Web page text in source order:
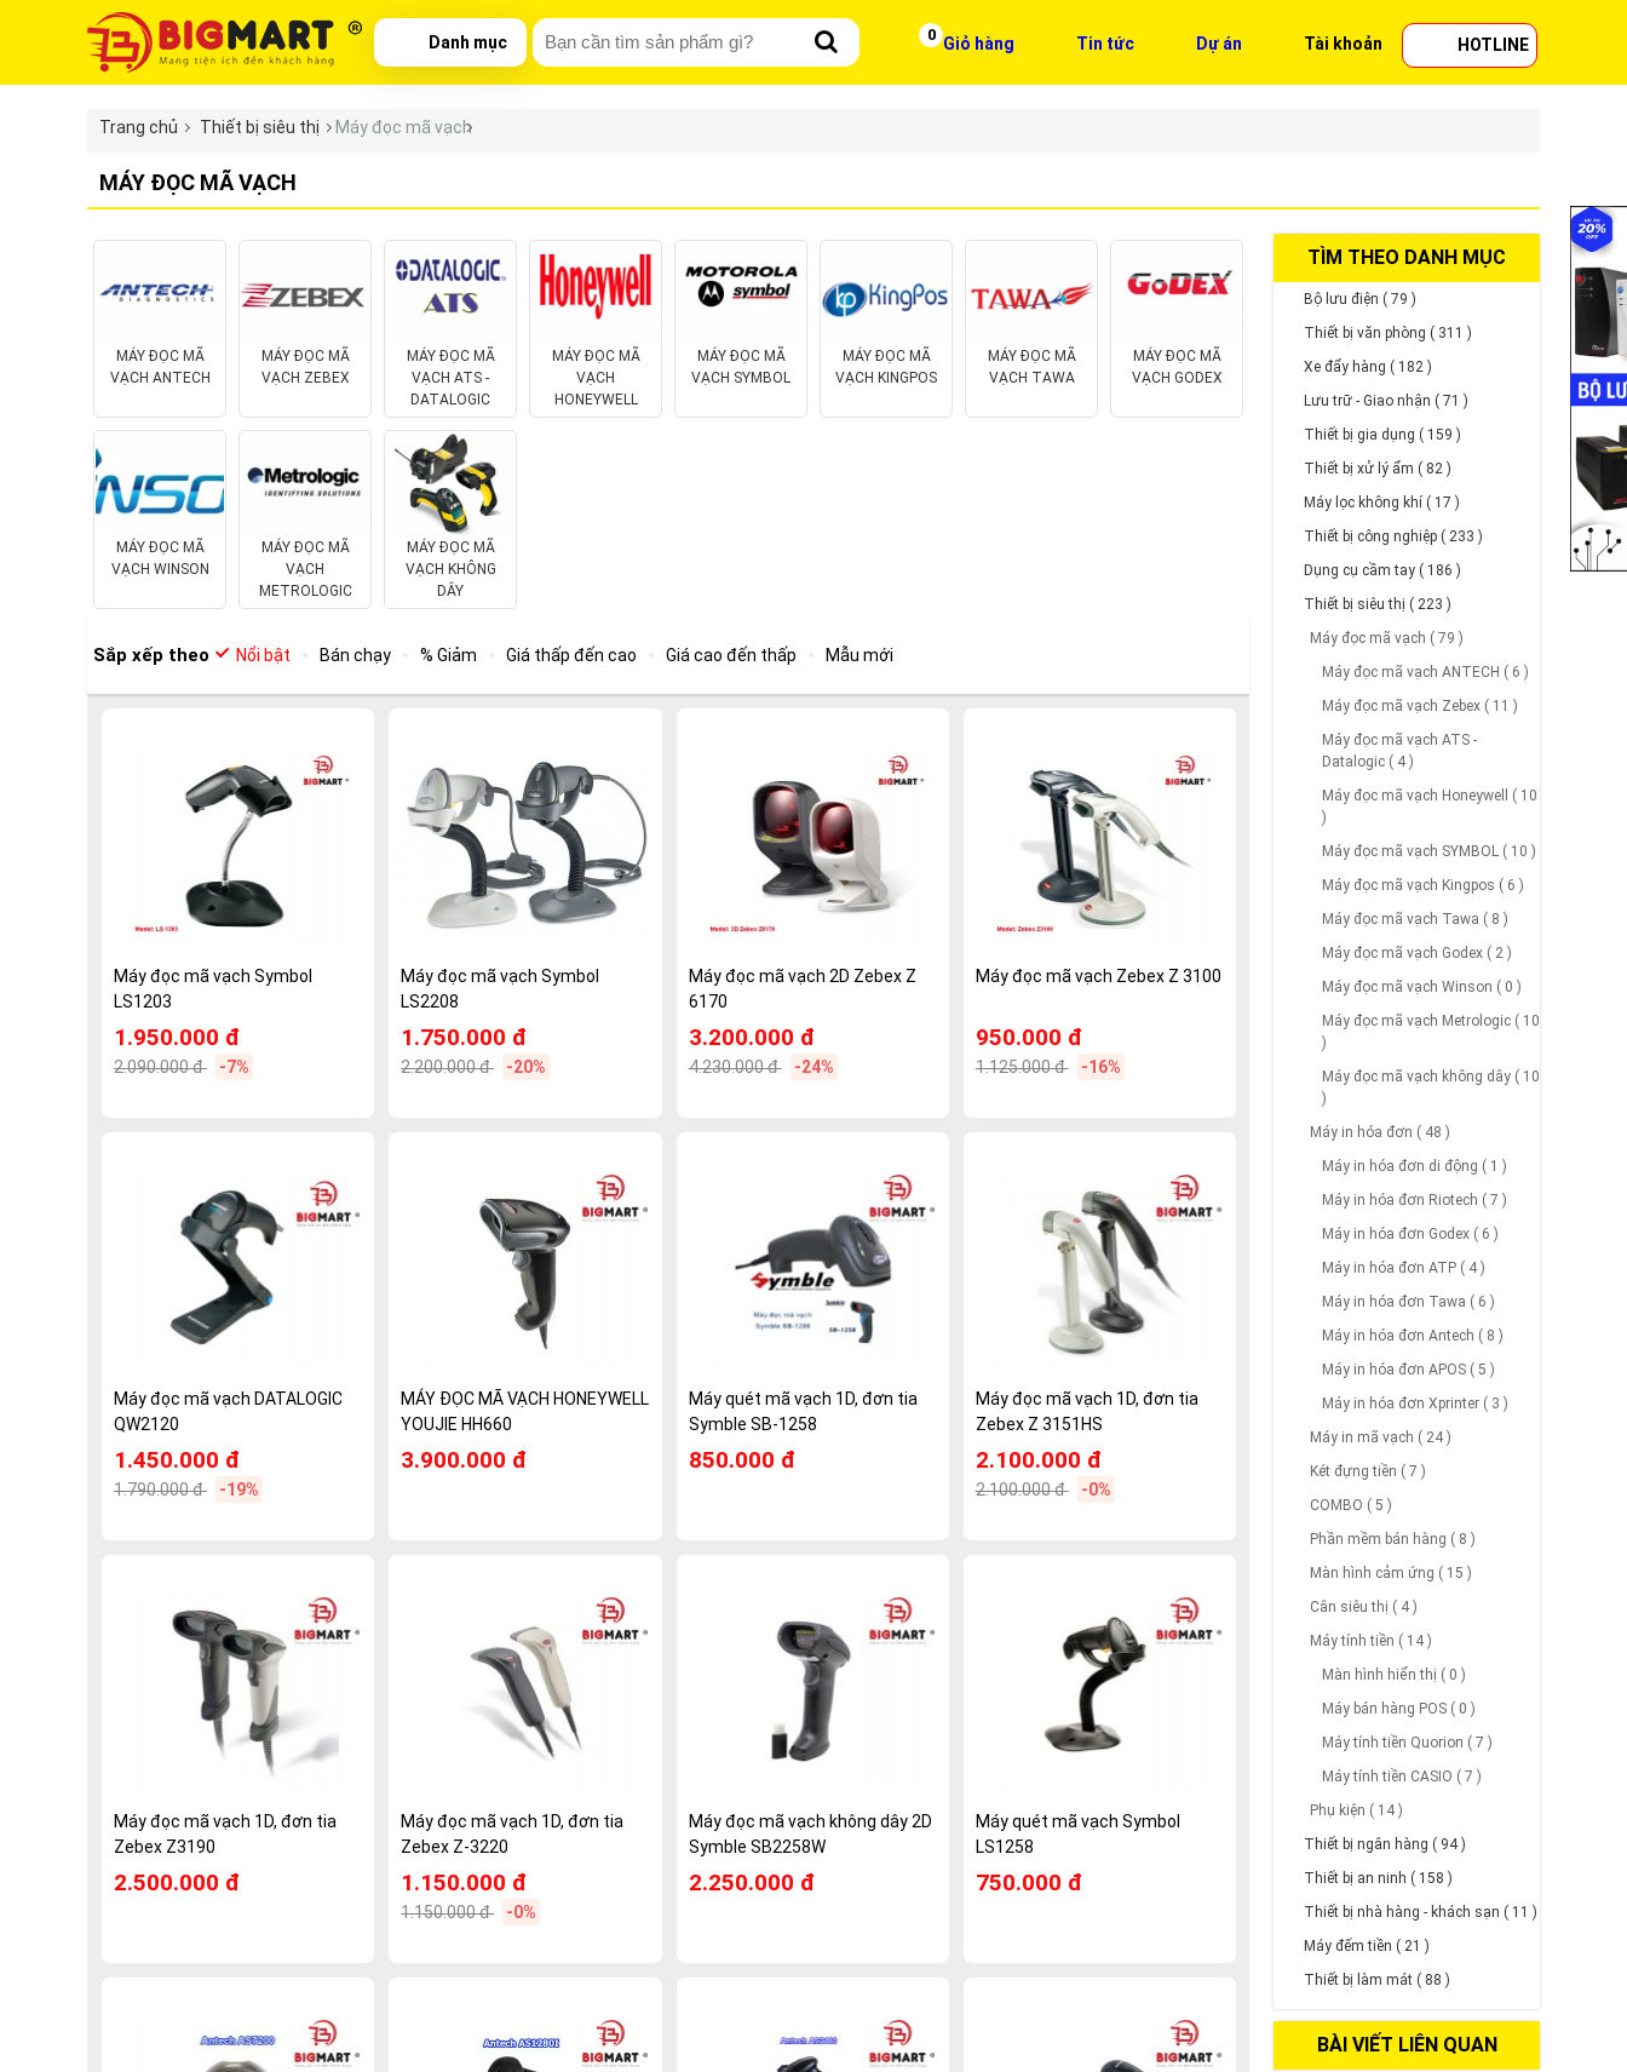
Danh mục 0 Giỏ hàng Tin tức Dự án Tài khoản HOTLINE
Trang chủ Thiết bị siêu thị Máy đọc mã vạch
MÁY ĐỌC MÃ VẠCH
TÌM THEO DANH MỤC
Bộ lưu điện ( 79 )
Thiết bị văn phòng ( 311 )
Xe đẩy hàng ( 182 )
Lưu trữ - Giao nhận ( 71 )
Thiết bị gia dụng ( 159 )
Thiết bị xử lý ẩm ( 82 )
Máy lọc không khí ( 17 )
Thiết bị công nghiệp ( 233 )
Dụng cụ cầm tay ( 186 )
Thiết bị siêu thị ( 223 )
Máy đọc mã vạch ( 79 )
Máy đọc mã vạch ANTECH ( 6 )
Máy đọc mã vạch Zebex ( 11 )
Máy đọc mã vạch ATS -
Datalogic ( 4 )
Máy đọc mã vạch Honeywell ( 10
)
Máy đọc mã vạch SYMBOL ( 10 )
Máy đọc mã vạch Kingpos ( 6 )
Máy đọc mã vạch Tawa ( 8 )
Máy đọc mã vạch Godex ( 2 )
Máy đọc mã vạch Winson ( 0 )
Máy đọc mã vạch Metrologic ( 10
)
Máy đọc mã vạch không dây ( 10
)
Máy in hóa đơn ( 48 )
Máy in hóa đơn di động ( 1 )
Máy in hóa đơn Riotech ( 7 )
Máy in hóa đơn Godex ( 6 )
Máy in hóa đơn ATP ( 4 )
Máy in hóa đơn Tawa ( 6 )
Máy in hóa đơn Antech ( 8 )
Máy in hóa đơn APOS ( 5 )
Máy in hóa đơn Xprinter ( 3 )
Máy in mã vạch ( 24 )
Két đựng tiền ( 7 )
COMBO ( 5 )
Phần mềm bán hàng ( 8 )
Màn hình cảm ứng ( 15 )
Cân siêu thị ( 4 )
Máy tính tiền ( 14 )
Màn hình hiển thị ( 0 )
Máy bán hàng POS ( 0 )
Máy tính tiền Quorion ( 7 )
Máy tính tiền CASIO ( 7 )
Phụ kiện ( 14 )
Thiết bị ngân hàng ( 94 )
Thiết bị an ninh ( 158 )
Thiết bị nhà hàng - khách sạn ( 11 )
Máy đếm tiền ( 21 )
Thiết bị làm mát ( 88 )
BÀI VIẾT LIÊN QUAN
MÁY ĐỌC MÃ
VẠCH ANTECH
MÁY ĐỌC MÃ
VẠCH ZEBEX
MÁY ĐỌC MÃ
VẠCH ATS -
DATALOGIC
MÁY ĐỌC MÃ
VẠCH
HONEYWELL
MÁY ĐỌC MÃ
VẠCH SYMBOL
MÁY ĐỌC MÃ
VẠCH KINGPOS
MÁY ĐỌC MÃ
VẠCH TAWA
MÁY ĐỌC MÃ
VẠCH GODEX
MÁY ĐỌC MÃ
VẠCH WINSON
MÁY ĐỌC MÃ
VẠCH
METROLOGIC
MÁY ĐỌC MÃ
VẠCH KHÔNG
DÂY
Sắp xếp theo Nổi bật Bán chạy % Giảm Giá thấp đến cao Giá cao đến thấp Mẫu mới
Máy đọc mã vạch Symbol
LS1203
1.950.000 đ
2.090.000 đ -7%
Máy đọc mã vạch Symbol
LS2208
1.750.000 đ
2.200.000 đ -20%
Máy đọc mã vạch 2D Zebex Z
6170
3.200.000 đ
4.230.000 đ -24%
Máy đọc mã vạch Zebex Z 3100
950.000 đ
1.125.000 đ -16%
Máy đọc mã vạch DATALOGIC
QW2120
1.450.000 đ
1.790.000 đ -19%
MÁY ĐỌC MÃ VẠCH HONEYWELL
YOUJIE HH660
3.900.000 đ
Máy quét mã vạch 1D, đơn tia
Symble SB-1258
850.000 đ
Máy đọc mã vạch 1D, đơn tia
Zebex Z 3151HS
2.100.000 đ
2.100.000 đ -0%
Máy đọc mã vạch 1D, đơn tia
Zebex Z3190
2.500.000 đ
Máy đọc mã vạch 1D, đơn tia
Zebex Z-3220
1.150.000 đ
1.150.000 đ -0%
Máy đọc mã vạch không dây 2D
Symble SB2258W
2.250.000 đ
Máy quét mã vạch Symbol
LS1258
750.000 đ